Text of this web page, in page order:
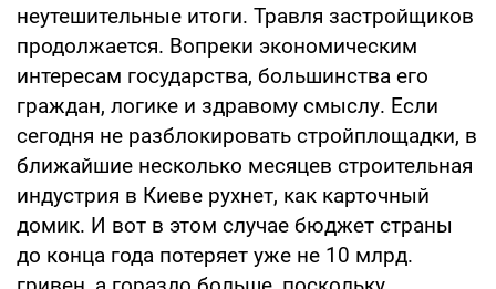
неутешительные итоги. Травля застройщиков
продолжается. Вопреки экономическим
интересам государства, большинства его
граждан, логике и здравому смыслу. Если
сегодня не разблокировать стройплощадки, в
ближайшие несколько месяцев строительная
индустрия в Киеве рухнет, как карточный
домик. И вот в этом случае бюджет страны
до конца года потеряет уже не 10 млрд.